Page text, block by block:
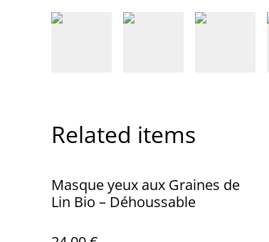
Related items
Masque yeux aux Graines de
Lin Bio – Déhoussable